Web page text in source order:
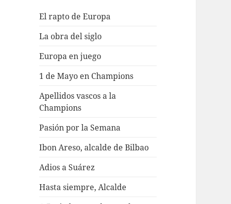
El rapto de Europa
La obra del siglo
Europa en juego
1 de Mayo en Champions
Apellidos vascos a la
Champions
Pasión por la Semana
Ibon Areso, alcalde de Bilbao
Adios a Suárez
Hasta siempre, Alcalde